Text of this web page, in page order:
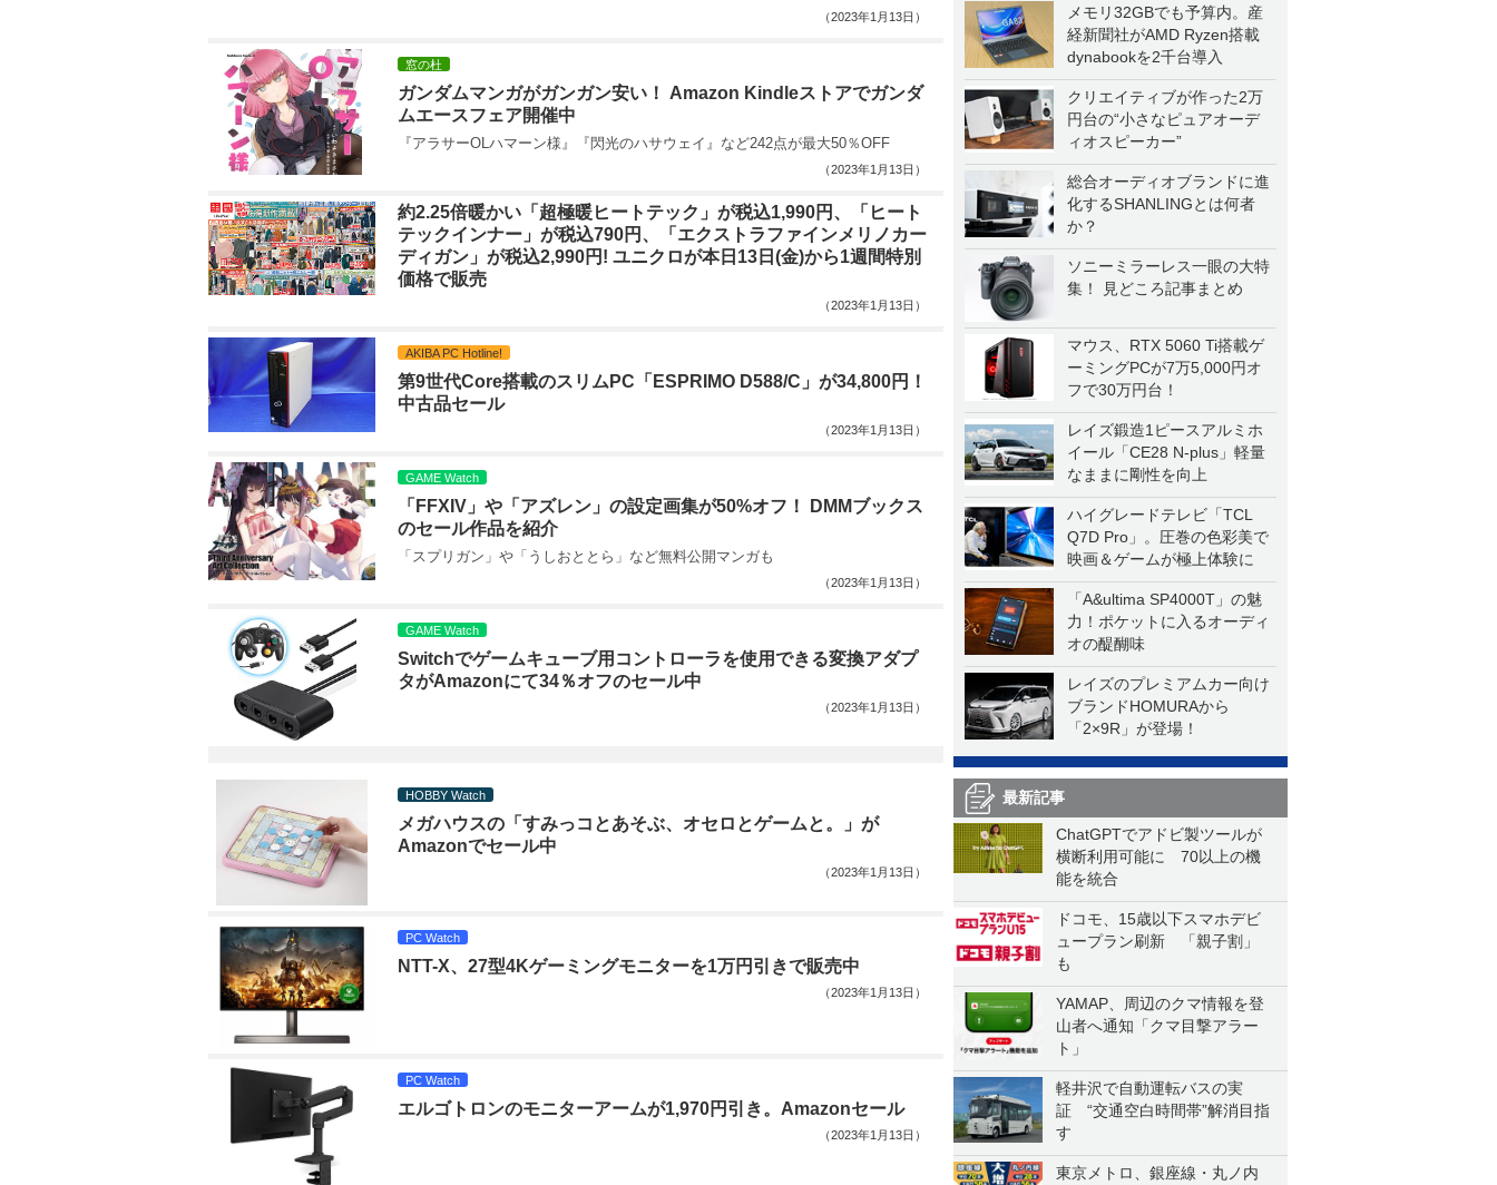
メモリ32GBでも予算内。産
経新聞社がAMD Ryzen搭載
dynabookを2千台導入
クリエイティブが作った2万
円台の“小さなピュアオーデ
ィオスピーカー”
総合オーディオブランドに進
化するSHANLINGとは何者
か？
ソニーミラーレス一眼の大特
集！ 見どころ記事まとめ
マウス、RTX 5060 Ti搭載ゲ
ーミングPCが7万5,000円オ
フで30万円台！
レイズ鍛造1ピースアルミホ
イール「CE28 N-plus」軽量
なままに剛性を向上
ハイグレードテレビ「TCL
Q7D Pro」。圧巻の色彩美で
映画＆ゲームが極上体験に
「A&ultima SP4000T」の魅
力！ポケットに入るオーディ
オの醍醐味
レイズのプレミアムカー向け
ブランドHOMURAから
「2×9R」が登場！
最新記事
ChatGPTでアドビ製ツールが
横断利用可能に 70以上の機
能を統合
ドコモ、15歳以下スマホデビ
ュープラン刷新 「親子割」
も
YAMAP、周辺のクマ情報を登
山者へ通知「クマ目撃アラー
ト」
軽井沢で自動運転バスの実
証 “交通空白時間帯”解消目指
す
東京メトロ、銀座線・丸ノ内
（2023年1月13日）
窓の杜
ガンダムマンガがガンガン安い！ Amazon Kindleストアでガンダ
ムエースフェア開催中
『アラサーOLハマーン様』『閃光のハサウェイ』など242点が最大50％OFF
（2023年1月13日）
約2.25倍暖かい「超極暖ヒートテック」が税込1,990円、「ヒート
テックインナー」が税込790円、「エクストラファインメリノカー
ディガン」が税込2,990円! ユニクロが本日13日(金)から1週間特別
価格で販売
（2023年1月13日）
AKIBA PC Hotline!
第9世代Core搭載のスリムPC「ESPRIMO D588/C」が34,800円！
中古品セール
（2023年1月13日）
GAME Watch
「FFXIV」や「アズレン」の設定画集が50%オフ！ DMMブックス
のセール作品を紹介
「スプリガン」や「うしおととら」など無料公開マンガも
（2023年1月13日）
GAME Watch
Switchでゲームキューブ用コントローラを使用できる変換アダプ
タがAmazonにて34％オフのセール中
（2023年1月13日）
HOBBY Watch
メガハウスの「すみっコとあそぶ、オセロとゲームと。」が
Amazonでセール中
（2023年1月13日）
PC Watch
NTT-X、27型4Kゲーミングモニターを1万円引きで販売中
（2023年1月13日）
PC Watch
エルゴトロンのモニターアームが1,970円引き。Amazonセール
（2023年1月13日）